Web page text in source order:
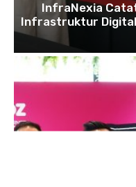
InfraNexia
Infrastruktur Digital